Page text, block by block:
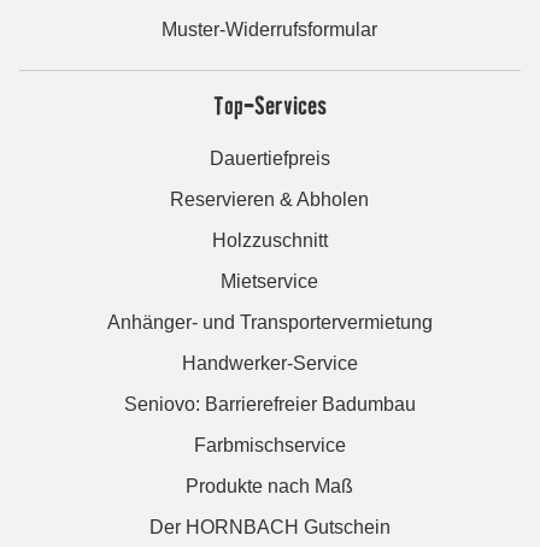
Muster-Widerrufsformular
Top-Services
Dauertiefpreis
Reservieren & Abholen
Holzzuschnitt
Mietservice
Anhänger- und Transportervermietung
Handwerker-Service
Seniovo: Barrierefreier Badumbau
Farbmischservice
Produkte nach Maß
Der HORNBACH Gutschein